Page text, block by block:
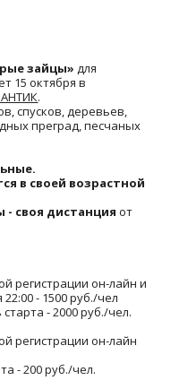
зайцы» для
15 октября в
.
спусков, деревьев,
преград, песчаных
в своей возрастной
- своя дистанцияот
регистрации он-лайн и
- 1500 руб./чел
- 2000 руб./чел.
регистрации он-лайн
- 200 руб./чел.